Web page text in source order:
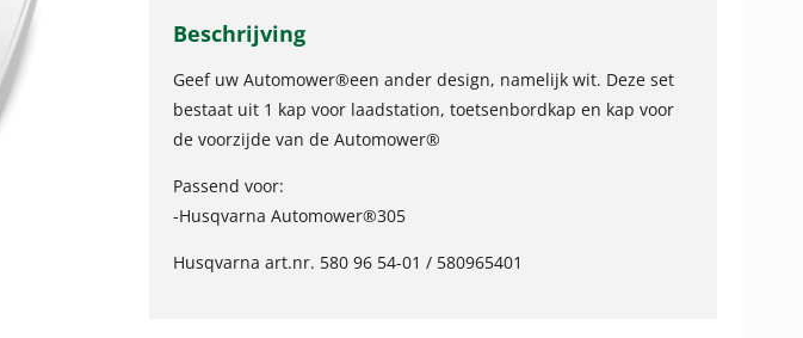
Beschrijving
Geef uw Automower®een ander design, namelijk wit. Deze set
bestaat uit 1 kap voor laadstation, toetsenbordkap en kap voor
de voorzijde van de Automower®
Passend voor:
-Husqvarna Automower®305
Husqvarna art.nr. 580 96 54-01 / 580965401